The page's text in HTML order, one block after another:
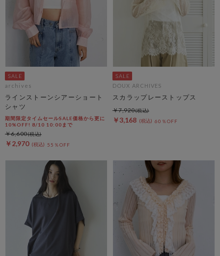
archives
ラインストーンシアーショート
シャツ
期間限定タイムセールSALE価格から更に
10%OFF! 8/10 10:00まで
￥2,970 55％OFF
￥6,600
DOUX ARCHIVES
スカラップレーストップス
￥3,168 60％OFF
￥7,920